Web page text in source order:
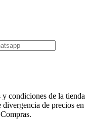
condiciones de la tienda
divergencia de precios en